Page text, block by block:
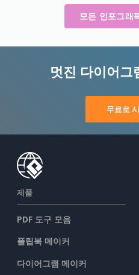
모든 인포그래
멋진 다이어그
무료로
제품
PDF 도구 모음
플립북 메이커
다이어그램 메이커